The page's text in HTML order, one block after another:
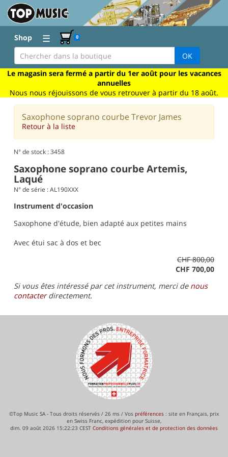
Shop ☰ 0
OK
Le magasin sera fermé a partir du 1er août pour les vacances
annuelles
Nous nous réjouissons de vous retrouver à partir du 18 août.
Saxophone soprano courbe Trevor James
Retour à la liste
N° de stock : 3458
Saxophone soprano courbe Artemis,
Laqué
N° de série : AL190XXX
Instrument d'occasion
Saxophone d'étude, bien adapté aux petites mains
Avec étui sac à dos et bec
CHF 800,00
CHF 700,00
Si vous êtes intéressé par cet instrument, merci de nous
contacterdirectement.
©Top Music SA - Tous droits réservés / 26 ms / Vos préférences : site en Français, prix
en Swiss Franc, expédition pour Suisse,
dim. 09 août 2026 15:22:23 CEST Conditions générales et de protection des données